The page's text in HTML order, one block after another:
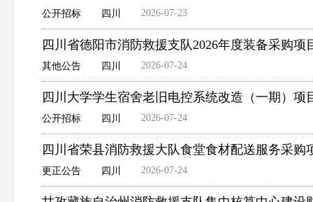
公开招标 四川 2026-07-23
四川省德阳市消防救援支队2026年度装备采购
其他公告 四川 2026-07-24
四川大学学生宿舍老旧电控系统改造（一期）项
公开招标 四川 2026-07-24
四川省荣县消防救援大队食堂食材配送服务采购
更正公告 四川 2026-07-24